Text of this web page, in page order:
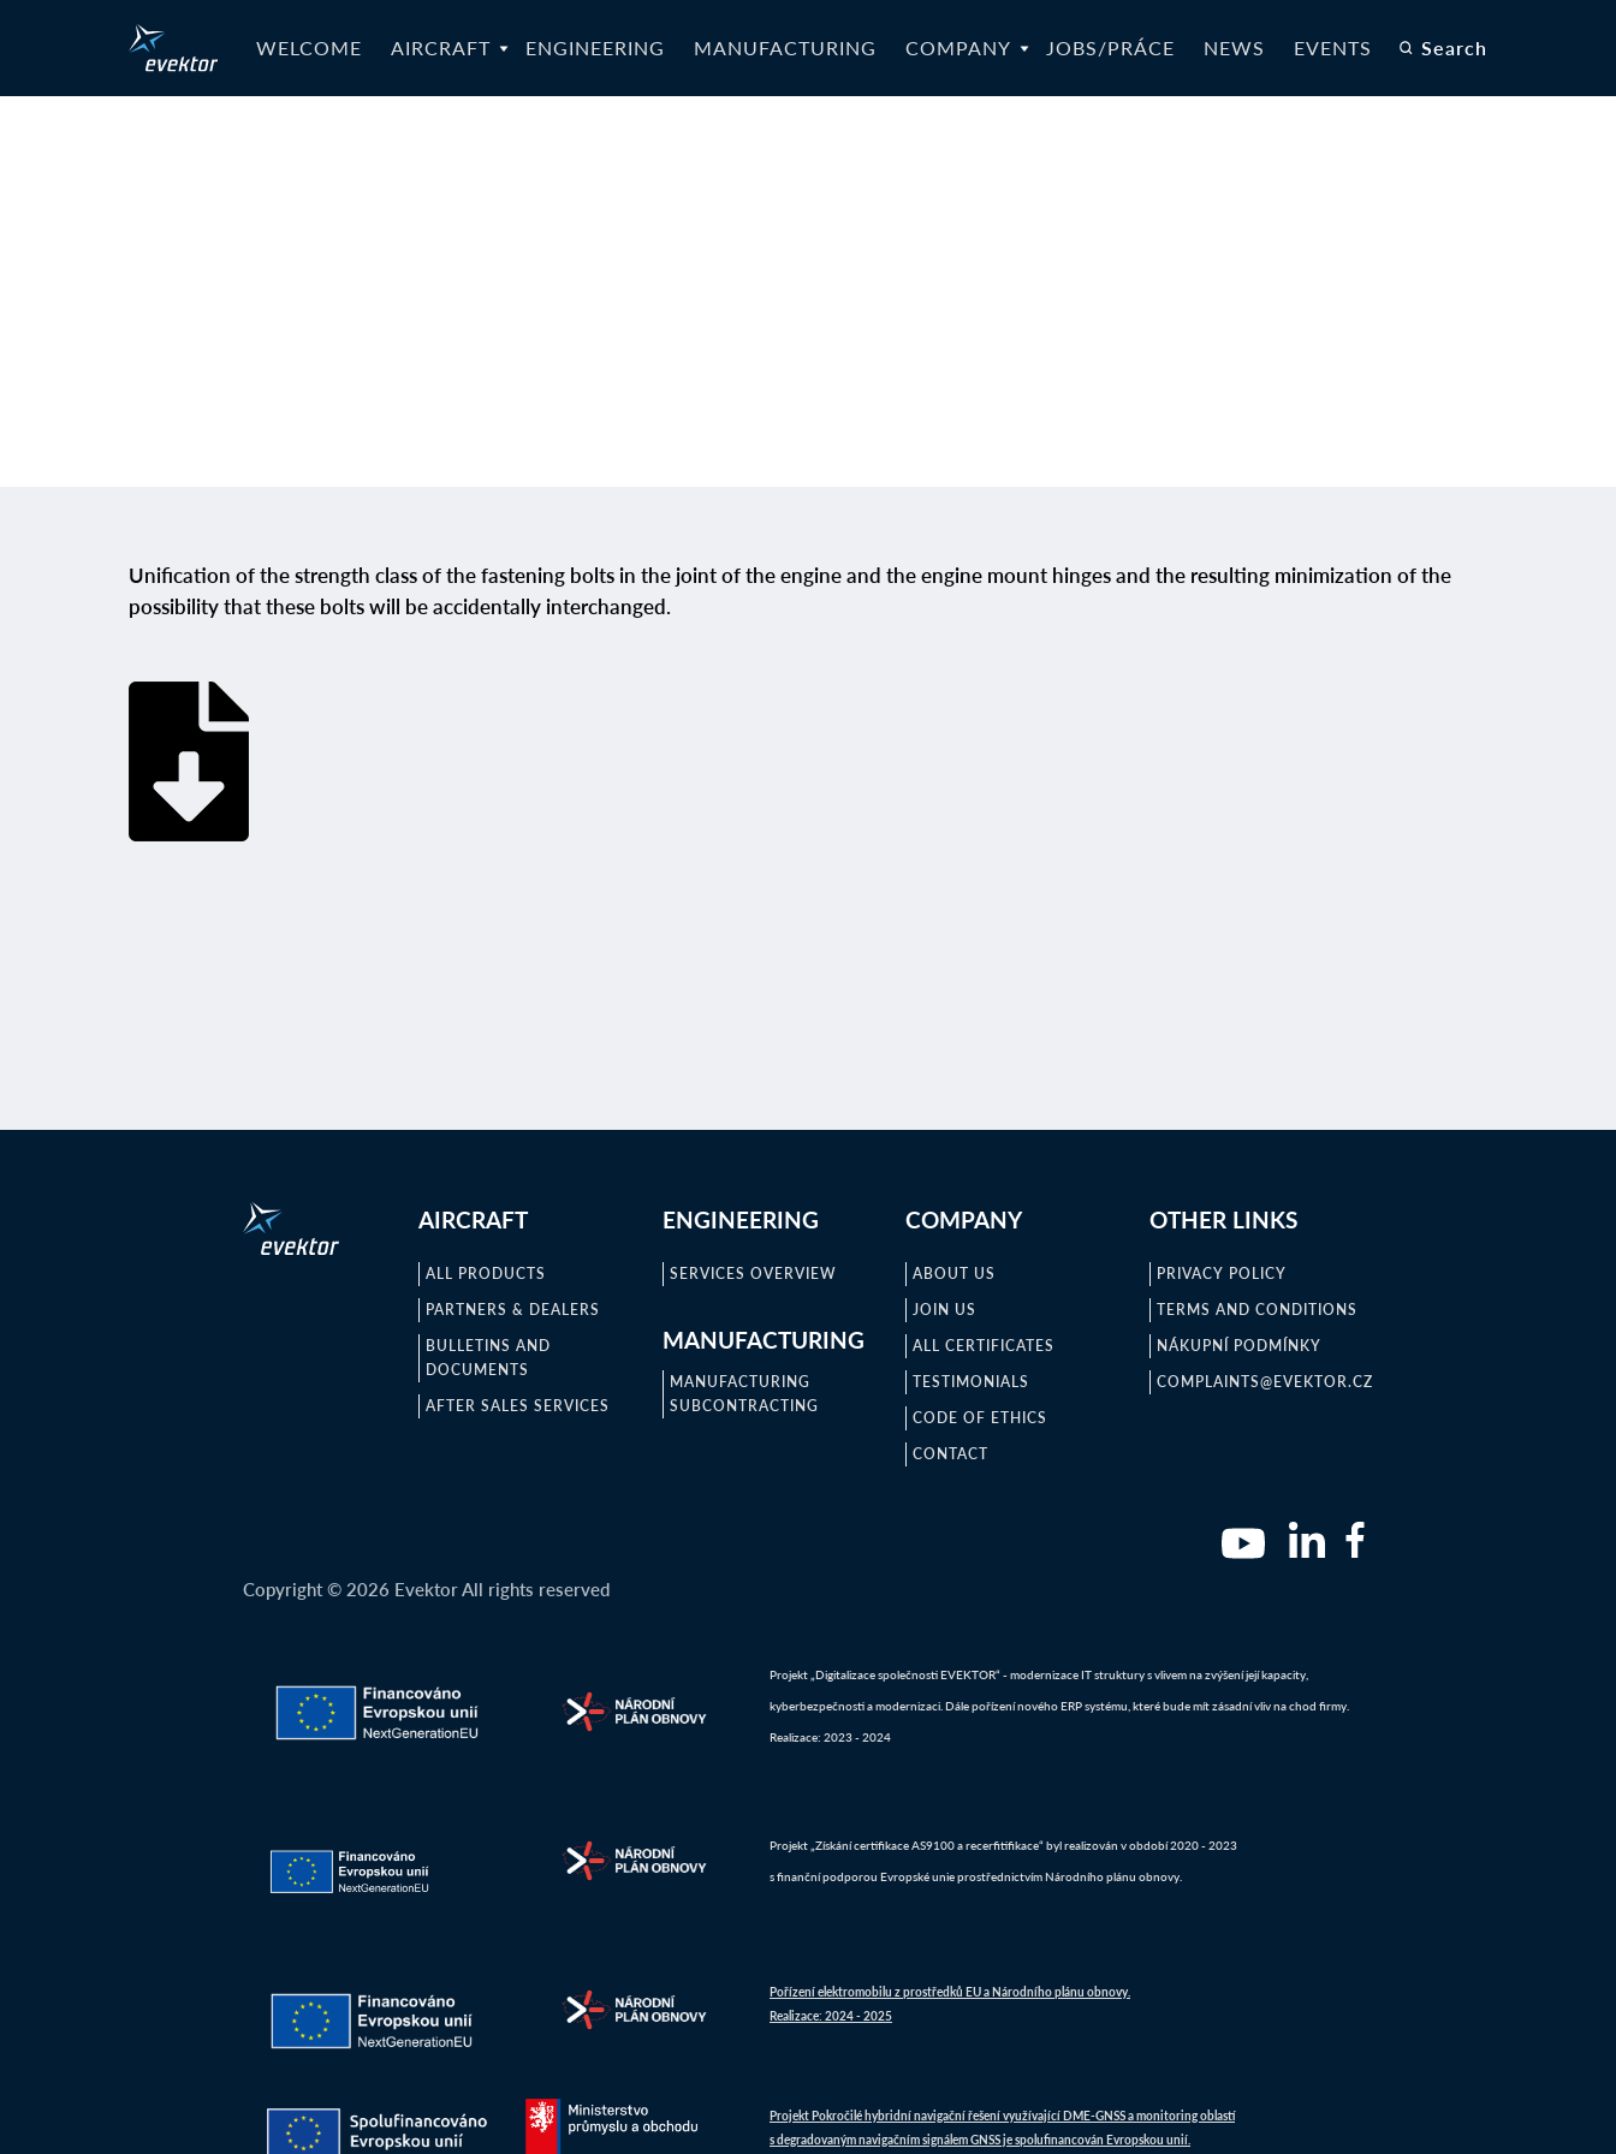
WELCOME AIRCRAFT ENGINEERING MANUFACTURING COMPANY JOBS/PRÁCE NEWS EVENTS Search
Unification of the strength class of the fastening bolts in the joint of the engine and the engine mount hinges and the resulting minimization of the
possibility that these bolts will be accidentally interchanged.
AIRCRAFT
ALL PRODUCTS
PARTNERS & DEALERS
BULLETINS AND
DOCUMENTS
AFTER SALES SERVICES
ENGINEERING
SERVICES OVERVIEW
MANUFACTURING
MANUFACTURING
SUBCONTRACTING
COMPANY
ABOUT US
JOIN US
ALL CERTIFICATES
TESTIMONIALS
CODE OF ETHICS
CONTACT
OTHER LINKS
PRIVACY POLICY
TERMS AND CONDITIONS
NÁKUPNÍ PODMÍNKY
COMPLAINTS@EVEKTOR.CZ
Copyright © 2026 Evektor All rights reserved
Projekt „Digitalizace společnosti EVEKTOR“ - modernizace IT struktury s vlivem na zvýšení její kapacity,
kyberbezpečnosti a modernizaci. Dále pořízení nového ERP systému, které bude mít zásadní vliv na chod firmy.
Realizace: 2023 - 2024
Projekt „Získání certifikace AS9100 a recerfitifikace“ byl realizován v období 2020 - 2023
s finanční podporou Evropské unie prostřednictvím Národního plánu obnovy.
Pořízení elektromobilu z prostředků EU a Národního plánu obnovy.
Realizace: 2024 - 2025
Projekt Pokročilé hybridní navigační řešení využívající DME-GNSS a monitoring oblastí
s degradovaným navigačním signálem GNSS je spolufinancován Evropskou unií.